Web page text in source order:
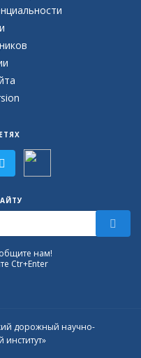
нам!
Ctr+Enter
дорожный научно-
институт»